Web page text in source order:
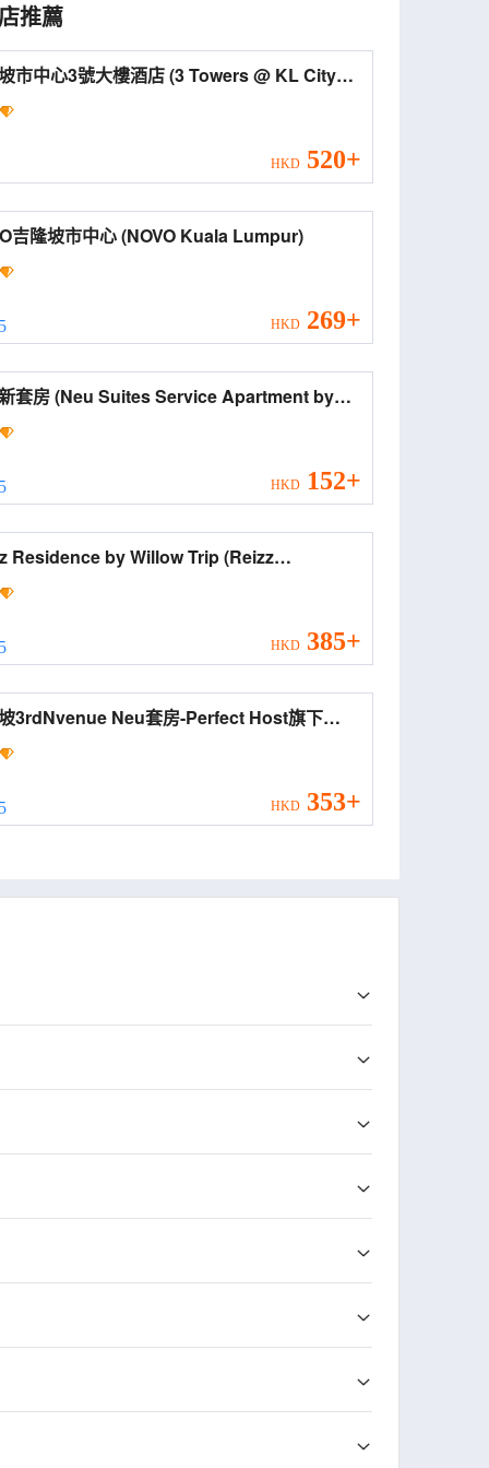
推薦
心3號大樓酒店 (3 Towers @ KL City
HKD 520+
NOVO吉隆坡市中心 (NOVO Kuala Lumpur)
HKD 269+
Service Apartment by
HKD 152+
Residence by Willow Trip (Reizz
by Willow Trip)
HKD 385+
3rdNvenue Neu套房-Perfect Host旗下
Suites @ 3RdNvenue by Perfect Host)
HKD 353+